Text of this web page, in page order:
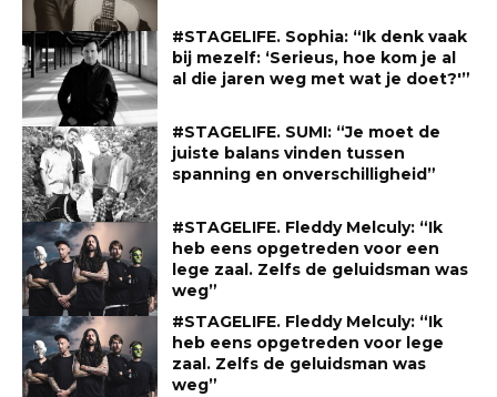
#STAGELIFE. Sophia: “Ik denk vaak
bij mezelf: ‘Serieus, hoe kom je al
al die jaren weg met wat je doet?'”
#STAGELIFE. SUMI: “Je moet de
juiste balans vinden tussen
spanning en onverschilligheid”
#STAGELIFE. Fleddy Melculy: “Ik
heb eens opgetreden voor een
lege zaal. Zelfs de geluidsman was
weg”
#STAGELIFE. Fleddy Melculy: “Ik
heb eens opgetreden voor lege
zaal. Zelfs de geluidsman was
weg”